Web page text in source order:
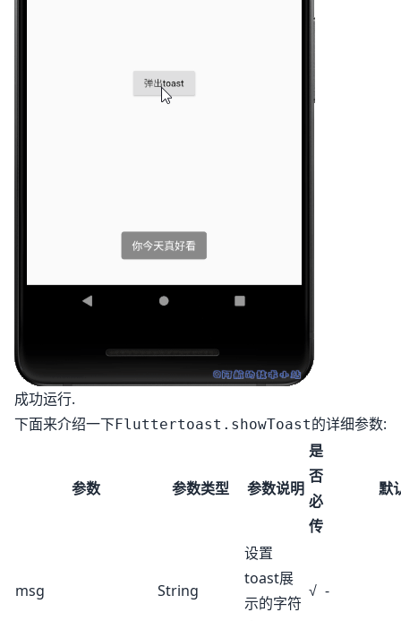
成功运行.
下面来介绍一下Fluttertoast.showToast的详细参数:
参数 参数类型 参数说明
是
否
必
传
默
msg String
设置
toast展
示的字符
√ -